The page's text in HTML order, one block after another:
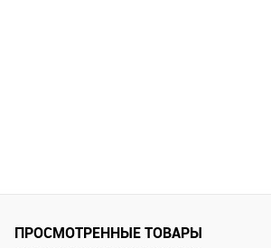
ПРОСМОТРЕННЫЕ ТОВАРЫ